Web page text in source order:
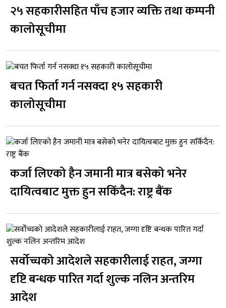
२५ सहकारीसहित पाँच हजार व्यक्ति तथा कम्पनी
कालोसूचीमा
बचत फिर्ता गर्न नसक्दा १५ सहकारी
कालोसूचीमा
कर्जा लिएको हैन जमानी मात्र बसेको भनेर
दायित्वबाट मुक्त हुन सकिँदैन: राष्ट्र बैंक
सर्वोच्चको आदेशले सहकारीलाई राहत, जग्गा
दृष्टि बन्धक पारित गर्दा शुल्क नलिन अन्तरिम
आदेश